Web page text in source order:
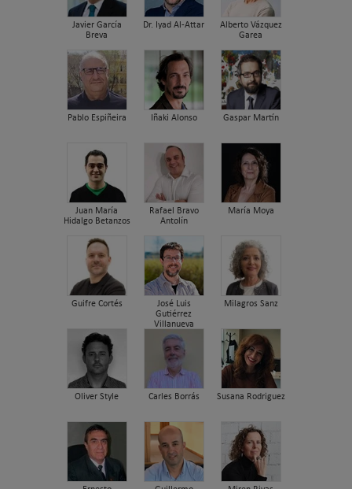
Javier García
Breva
Dr. Iyad Al-Attar
Alberto Vázquez
Garea
Pablo Espiñeira Iñaki Alonso Gaspar Martín
Juan María
Hidalgo Betanzos
Rafael Bravo
Antolín
María Moya
Guifre Cortés
José Luis
Gutiérrez
Villanueva
Milagros Sanz
Oliver Style Carles Borrás Susana Rodriguez